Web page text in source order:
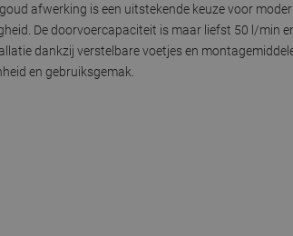
afwerking is een uitstekende keuze voor
De doorvoercapaciteit is maar liefst 50 l/min
dankzij verstelbare voetjes en
en gebruiksgemak.